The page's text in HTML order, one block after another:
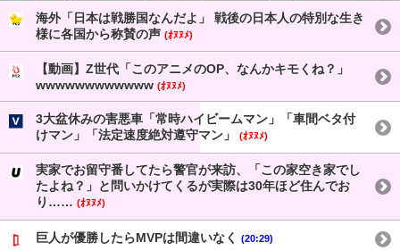
海外「日本は戦勝国なんだよ」 戦後の日本人の特別な生き
様に各国から称賛の声 (ｵﾇﾇﾒ)
【動画】Z世代「このアニメのOP、なんかキモくね？」
wwwwwwwwwwww (ｵﾇﾇﾒ)
3大盆休みの害悪車「常時ハイビームマン」「車間ベタ付
けマン」「法定速度絶対遵守マン」
(ｵﾇﾇﾒ)
実家でお留守番してたら警官が来訪、「この家空き家でし
たよね？」と問いかけてくるが実際は30年ほど住んでお
り…… (ｵﾇﾇﾒ)
巨人が優勝したらMVPは間違いなく (20:29)